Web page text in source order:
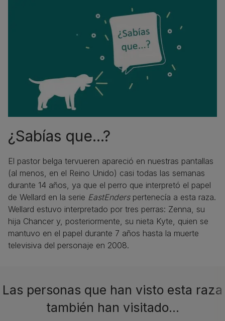
¿Sabías que...?
El pastor belga tervueren apareció en nuestras pantallas
(al menos, en el Reino Unido) casi todas las semanas
durante 14 años, ya que el perro que interpretó el papel
de Wellard en la serie EastEnders pertenecía a esta raza.
Wellard estuvo interpretado por tres perras: Zenna, su
hija Chancer y, posteriormente, su nieta Kyte, quien se
mantuvo en el papel durante 7 años hasta la muerte
televisiva del personaje en 2008.
Las personas que han visto esta raza
también han visitado…